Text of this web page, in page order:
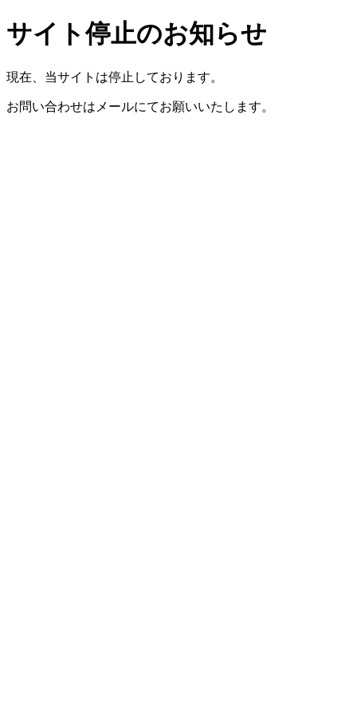
サイト停止のお知らせ
現在、当サイトは停止しております。
お問い合わせはメールにてお願いいたします。